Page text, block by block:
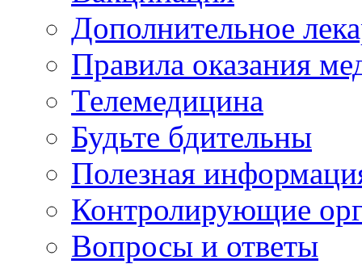
Дополнительное
Правила оказания
Телемедицина
Будьте бдительны
Полезная
Контролирующие
Вопросы и ответы